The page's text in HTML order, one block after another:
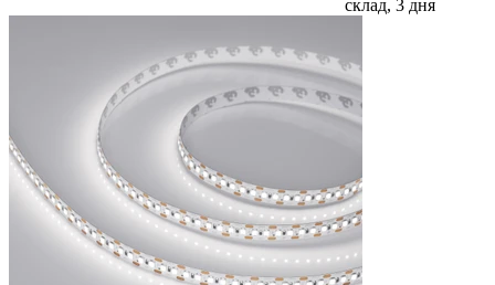
склад, 3 дня